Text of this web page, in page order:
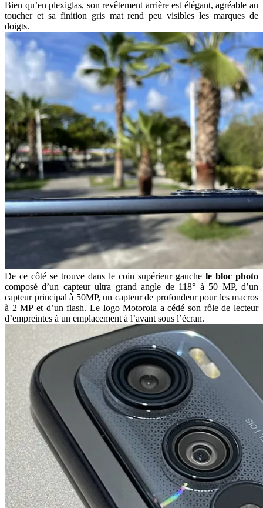
Bien qu’en plexiglas, son revêtement arrière est élégant, agréable au
toucher et sa finition gris mat rend peu visibles les marques de
doigts.
De ce côté se trouve dans le coin supérieur gauche le bloc photo
composé d’un capteur ultra grand angle de 118° à 50 MP, d’un
capteur principal à 50MP, un capteur de profondeur pour les macros
à 2 MP et d’un flash. Le logo Motorola a cédé son rôle de lecteur
d’empreintes à un emplacement à l’avant sous l’écran.